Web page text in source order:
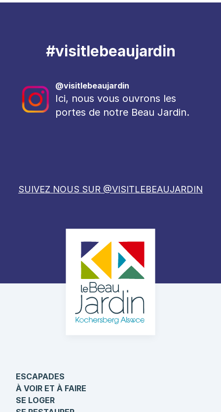
#visitlebeaujardin
@visitlebeaujardin
Ici, nous vous ouvrons les
portes de notre Beau Jardin.
SUIVEZ NOUS SUR @VISITLEBEAUJARDIN
ESCAPADES
À VOIR ET À FAIRE
SE LOGER